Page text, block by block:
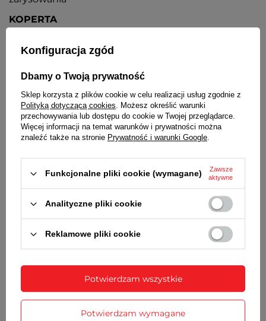
KOPERTA
TARCZA
Czarna, wskazówki i indeksy w kolorze koperty
BRANSOLETA
Wysokiej jakości stal nierdzewna
ZAPIĘCIE
Z możliwością regulacji i zabezpieczeniem
Orientacyjny czas działania zegarka bez
konieczności wymiany baterii - 3 lata
ŚREDNICA KOPERTY
28 mm
7 mm
Konfiguracja zgód
Dbamy o Twoją prywatność
Sklep korzysta z plików cookie w celu realizacji usług zgodnie z
Polityką dotyczącą cookies. Możesz określić warunki
przechowywania lub dostępu do cookie w Twojej przeglądarce.
Więcej informacji na temat warunków i prywatności można
znaleźć także na stronie Prywatność i warunki Google.
Funkcjonalne pliki cookie (wymagane)
Zawsze
aktywne
Analityczne pliki cookie
Reklamowe pliki cookie
Potwierdzam wymagane
Potwierdzam wszystkie